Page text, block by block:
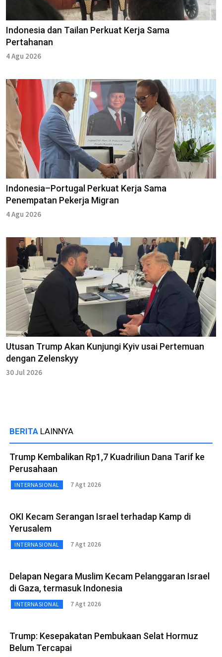
Indonesia dan Tailan Perkuat Kerja Sama
Pertahanan
4 Agu 2026
Indonesia–Portugal Perkuat Kerja Sama
Penempatan Pekerja Migran
4 Agu 2026
Utusan Trump Akan Kunjungi Kyiv usai Pertemuan
dengan Zelenskyy
30 Jul 2026
BERITA LAINNYA
Trump Kembalikan Rp1,7 Kuadriliun Dana Tarif ke
Perusahaan
INTERNASIONAL 7 Agt 2026
OKI Kecam Serangan Israel terhadap Kamp di
Yerusalem
INTERNASIONAL 7 Agt 2026
Delapan Negara Muslim Kecam Pelanggaran Israel
di Gaza, termasuk Indonesia
INTERNASIONAL 7 Agt 2026
Trump: Kesepakatan Pembukaan Selat Hormuz
Belum Tercapai